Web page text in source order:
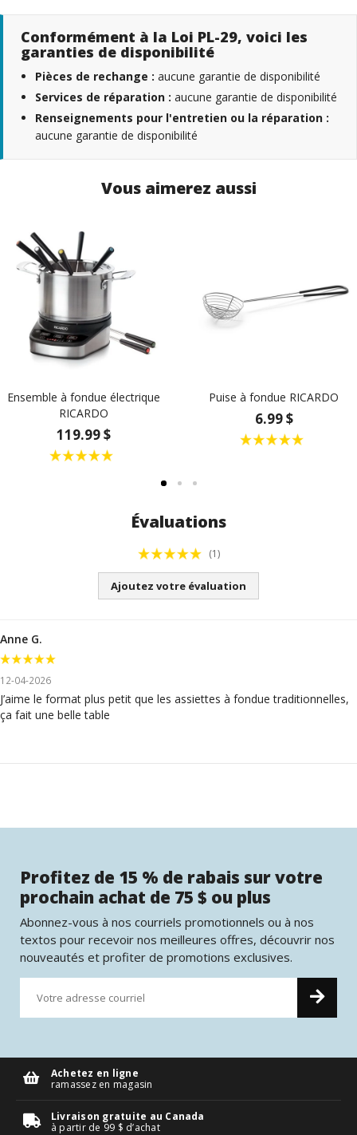
Conformément à la Loi PL-29, voici les
garanties de disponibilité
Pièces de rechange : aucune garantie de disponibilité
Services de réparation : aucune garantie de disponibilité
Renseignements pour l'entretien ou la réparation :
aucune garantie de disponibilité
Vous aimerez aussi
Ensemble à fondue électrique
RICARDO
119.99 $
Puise à fondue RICARDO
6.99 $
Évaluations
(1)
Ajoutez votre évaluation
Anne G.
12-04-2026
J’aime le format plus petit que les assiettes à fondue traditionnelles,
ça fait une belle table
Profitez de 15 % de rabais sur votre
prochain achat de 75 $ ou plus
Abonnez-vous à nos courriels promotionnels ou à nos
textos pour recevoir nos meilleures offres, découvrir nos
nouveautés et profiter de promotions exclusives.
Achetez en ligne
ramassez en magasin
Livraison gratuite au Canada
à partir de 99 $ d’achat